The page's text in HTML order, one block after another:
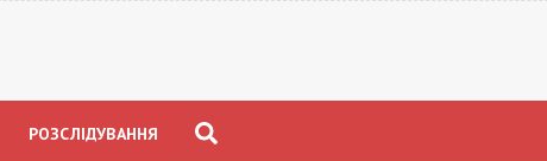
РОЗСЛІДУВАННЯ